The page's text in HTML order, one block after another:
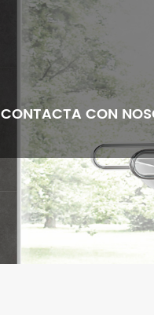
CONTACTA CON